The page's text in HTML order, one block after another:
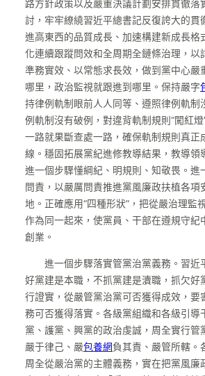
路方針政策以及嚴重決議計劃安排貫徹落
討，牢牢繚繞習近平總書記反復誇大的貫
進高東西的品質成長、加速構建新成長格
化連續跟蹤問效和全周期全鏈條治理，以
準務實效、以常態求長效，做到黨中心嚴
哪里，政治監視就跟進到哪里。保持嚴字
持律例軌制眼前人人同等、遵照律例軌制
例軌制沒有破例，對違背軌制規則“闖紅燈
一路就果斷查處一路，確保軌制規則真正
線。穩固拓展黨紀進修教導結果，教導領
進一個步驟懂綱紀、明規則、知敬畏。進
問責，以嚴厲問責推進黨風廉政扶植各項
地。正確應用“四種形狀”，把從嚴治理監
作為同一起來，使黨員、干部在遵規守紀
創業。
進一個步驟落實管黨治黨義務。習近
好黨建是本職，不抓黨建是瀆職，抓欠好
行證實，從嚴管黨治黨可否獲得成效，要
務可否獲得落實。各級黨組織和各級引導
黨、護黨、興黨的政治虔誠，周全實行管
嚴于律己、嚴包養網負其責、嚴管所轄。
周全從嚴治黨的主體義務，實在把黨風廉